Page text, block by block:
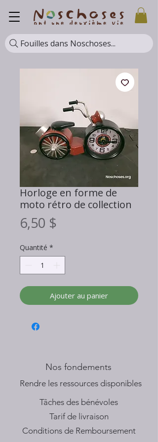
Fouilles dans Noschoses...
Horloge en forme de
moto rétro de collection
6,50 $
Quantité *
Ajouter au panier
Nos fondements
​Rendre les ressources disponibles
Tâches des bénévoles
Tarif de livraison
Conditions de Remboursement